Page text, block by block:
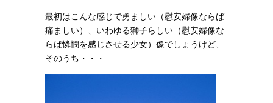
最初はこんな感じで勇ましい（慰安婦像ならば
痛ましい）、いわゆる獅子らしい（慰安婦像な
らば憐憫を感じさせる少女）像でしょうけど、
そのうち・・・